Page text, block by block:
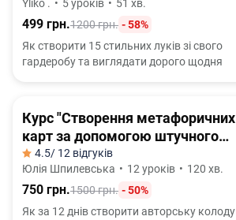
Yliko . • 5 уроків • 51 хв.
499 грн.1200 грн. - 58%
Як створити 15 стильних луків зі свого
гардеробу та виглядати дорого щодня
Курс "Створення метафоричних
карт за допомогою штучного
інтелекту"
4.5/ 12 відгуків
Юлія Шпилевська • 12 уроків • 120 хв.
750 грн.1500 грн. - 50%
Як за 12 днів створити авторську колоду